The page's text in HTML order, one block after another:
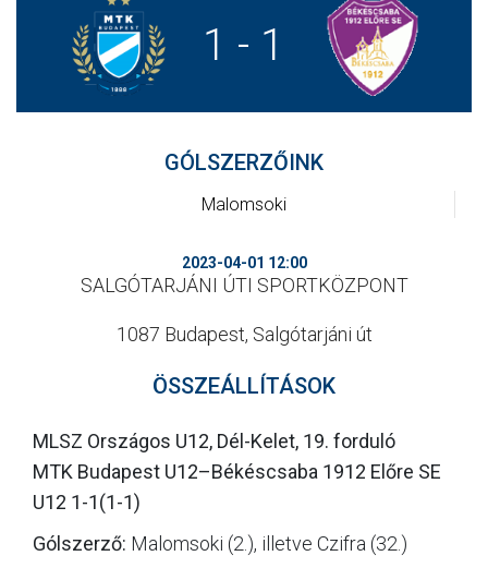
AKADÉMIA
GALÉRIA
JELENTKEZÉS
SZURKOLÓI ÉLMÉNYEK
VEZETŐSÉG
1 - 1
GÓLSZERZŐINK
Malomsoki
2023-04-01 12:00
SALGÓTARJÁNI ÚTI SPORTKÖZPONT
1087 Budapest, Salgótarjáni út
ÖSSZEÁLLÍTÁSOK
MLSZ Országos U12, Dél-Kelet, 19. forduló
MTK Budapest U12–Békéscsaba 1912 Előre SE
U12 1-1(1-1)
Gólszerző: Malomsoki (2.), illetve Czifra (32.)